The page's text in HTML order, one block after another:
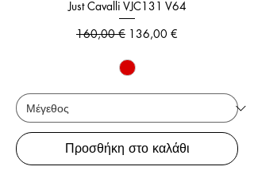
Just Cavalli VJC131 V64
Κανονική τιμή
160,00 € Τιμή Έκπτωσης
136,00 €
Προσθήκη στο καλάθι